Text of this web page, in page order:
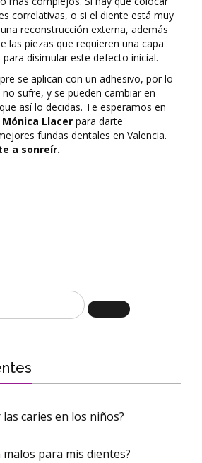
correlativas, o si el diente está muy
reconstrucción externa, además
las piezas que requieren una capa
disimular este defecto inicial.
se aplican con un adhesivo, por lo
sufre, y se pueden cambiar en
así lo decidas. Te esperamos en
Llacer para darte
fundas dentales en Valencia.
a sonreír.
Search
caries en los niños?
malos para mis dientes?